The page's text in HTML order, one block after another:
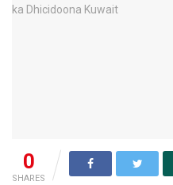
0
SHARES